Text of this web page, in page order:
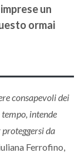
un
ormai
consapevoli dei
intende
da
Ferrofino,